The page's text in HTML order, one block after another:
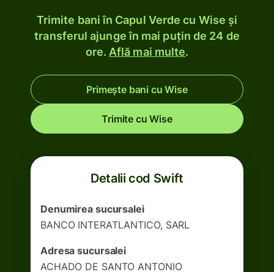
Trimite bani în Capul Verde cu Wise și
transferul ajunge în mai puțin de 24 de
ore. Află mai multe.
Primește bani cu Wise
Trimite cu Wise
Detalii cod Swift
Denumirea sucursalei
BANCO INTERATLANTICO, SARL
Adresa sucursalei
ACHADO DE SANTO ANTONIO